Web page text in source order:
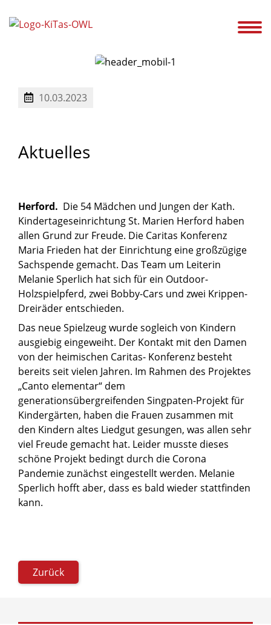
Aktuelles
10.03.2023
Aktuelles
Herford. Die 54 Mädchen und Jungen der Kath.
Kindertageseinrichtung St. Marien Herford haben
allen Grund zur Freude. Die Caritas Konferenz
Maria Frieden hat der Einrichtung eine großzügige
Sachspende gemacht. Das Team um Leiterin
Melanie Sperlich hat sich für ein Outdoor-
Holzspielpferd, zwei Bobby-Cars und zwei Krippen-
Dreiräder entschieden.
Das neue Spielzeug wurde sogleich von Kindern
ausgiebig eingeweiht. Der Kontakt mit den Damen
von der heimischen Caritas- Konferenz besteht
bereits seit vielen Jahren. Im Rahmen des Projektes
„Canto elementar“ dem
generationsübergreifenden Singpaten-Projekt für
Kindergärten, haben die Frauen zusammen mit
den Kindern altes Liedgut gesungen, was allen sehr
viel Freude gemacht hat. Leider musste dieses
schöne Projekt bedingt durch die Corona
Pandemie zunächst eingestellt werden. Melanie
Sperlich hofft aber, dass es bald wieder stattfinden
kann.
Zurück